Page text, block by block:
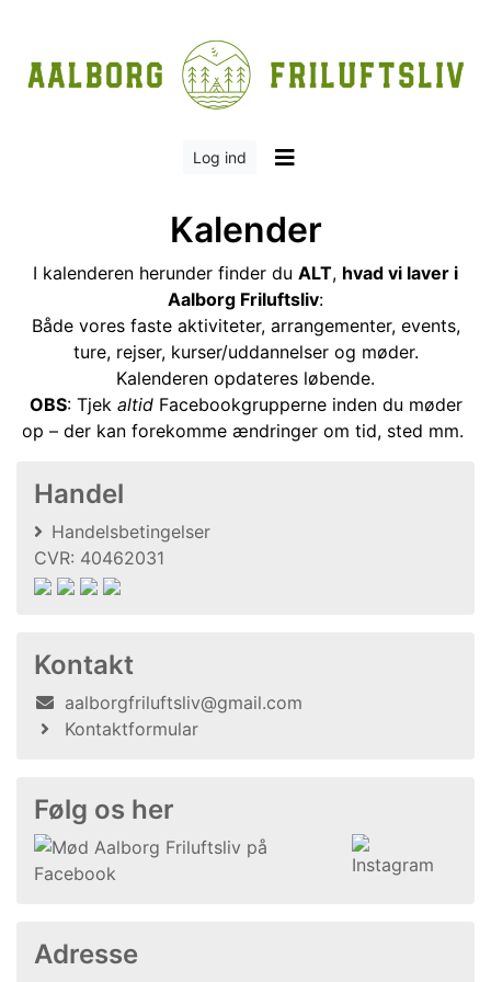
Log ind
Kalender
I kalenderen herunder finder du ALT, hvad vi laver i
Aalborg Friluftsliv:
Både vores faste aktiviteter, arrangementer, events,
ture, rejser, kurser/uddannelser og møder.
Kalenderen opdateres løbende.
OBS: Tjek altid Facebookgrupperne inden du møder
op – der kan forekomme ændringer om tid, sted mm.
Handel
Handelsbetingelser
CVR: 40462031
Kontakt
aalborgfriluftsliv@gmail.com
Kontaktformular
Følg os her
Adresse